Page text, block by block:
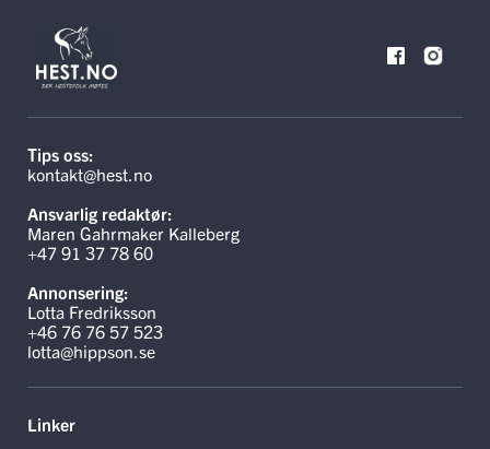
Tips oss:
kontakt@hest.no
Ansvarlig redaktør:
Maren Gahrmaker Kalleberg
+47 91 37 78 60
Annonsering:
Lotta Fredriksson
+46 76 76 57 523
lotta@hippson.se
Linker